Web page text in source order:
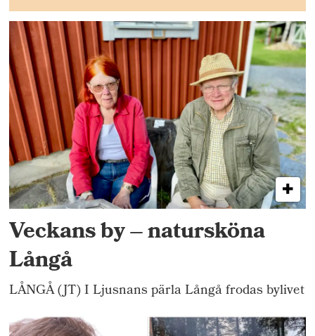
Veckans by – natursköna
Långå
LÅNGÅ (JT) I Ljusnans pärla Långå frodas bylivet